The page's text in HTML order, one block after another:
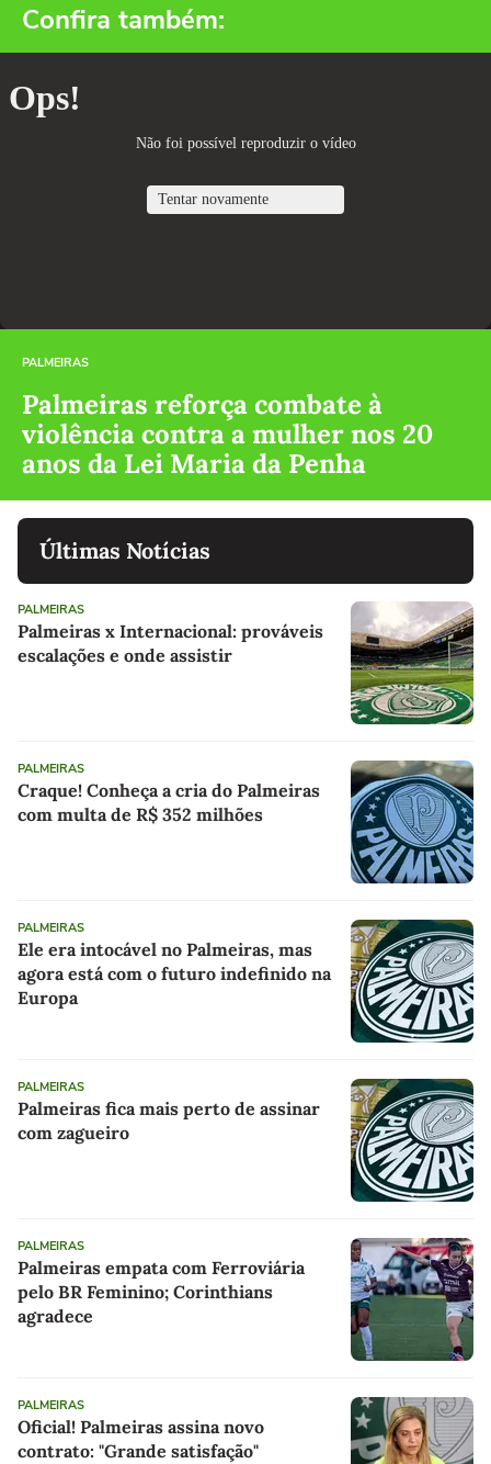
Confira também:
PALMEIRAS
Palmeiras reforça combate à
violência contra a mulher nos 20
anos da Lei Maria da Penha
Últimas Notícias
PALMEIRAS
Palmeiras x Internacional: prováveis
escalações e onde assistir
PALMEIRAS
Craque! Conheça a cria do Palmeiras
com multa de R$ 352 milhões
PALMEIRAS
Ele era intocável no Palmeiras, mas
agora está com o futuro indefinido na
Europa
PALMEIRAS
Palmeiras fica mais perto de assinar
com zagueiro
PALMEIRAS
Palmeiras empata com Ferroviária
pelo BR Feminino; Corinthians
agradece
PALMEIRAS
Oficial! Palmeiras assina novo
contrato: "Grande satisfação"